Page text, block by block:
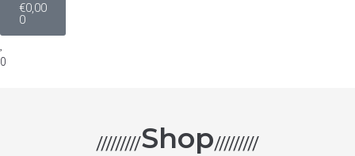
€0,00
0
0
/////////Shop/////////